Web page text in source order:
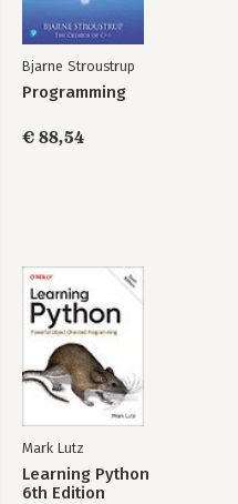
Bjarne Stroustrup
Programming
€ 88,54
Mark Lutz
Learning Python
6th Edition